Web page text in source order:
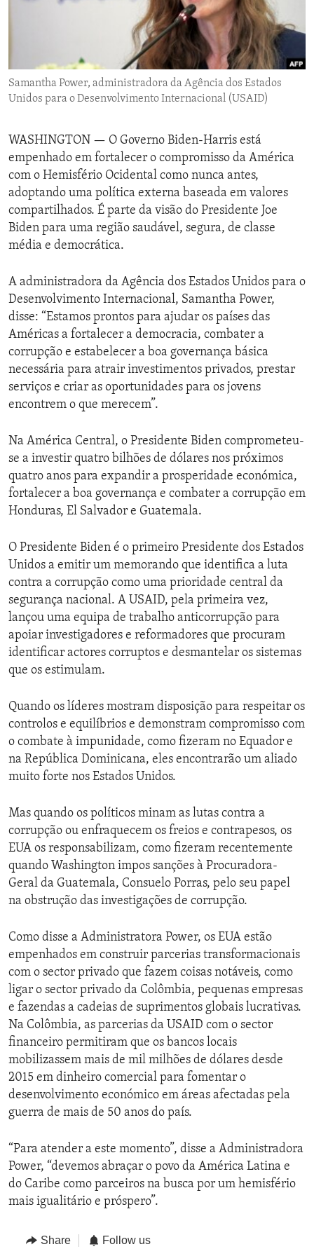
ENVIRONMENT AND HEALTH
IDEALS AND INSTITUTIONS
Samantha Power, administradora da Agência dos Estados
Unidos para o Desenvolvimento Internacional (USAID)
WASHINGTON — O Governo Biden-Harris está
empenhado em fortalecer o compromisso da América
com o Hemisfério Ocidental como nunca antes,
adoptando uma política externa baseada em valores
compartilhados. É parte da visão do Presidente Joe
Biden para uma região saudável, segura, de classe
média e democrática.
A administradora da Agência dos Estados Unidos para o
Desenvolvimento Internacional, Samantha Power,
disse: “Estamos prontos para ajudar os países das
Américas a fortalecer a democracia, combater a
corrupção e estabelecer a boa governança básica
necessária para atrair investimentos privados, prestar
serviços e criar as oportunidades para os jovens
encontrem o que merecem”.
Na América Central, o Presidente Biden comprometeu-
se a investir quatro bilhões de dólares nos próximos
quatro anos para expandir a prosperidade económica,
fortalecer a boa governança e combater a corrupção em
Honduras, El Salvador e Guatemala.
O Presidente Biden é o primeiro Presidente dos Estados
Unidos a emitir um memorando que identifica a luta
contra a corrupção como uma prioridade central da
segurança nacional. A USAID, pela primeira vez,
lançou uma equipa de trabalho anticorrupção para
apoiar investigadores e reformadores que procuram
identificar actores corruptos e desmantelar os sistemas
que os estimulam.
Quando os líderes mostram disposição para respeitar os
controlos e equilíbrios e demonstram compromisso com
o combate à impunidade, como fizeram no Equador e
na República Dominicana, eles encontrarão um aliado
muito forte nos Estados Unidos.
Mas quando os políticos minam as lutas contra a
corrupção ou enfraquecem os freios e contrapesos, os
EUA os responsabilizam, como fizeram recentemente
quando Washington impos sanções à Procuradora-
Geral da Guatemala, Consuelo Porras, pelo seu papel
na obstrução das investigações de corrupção.
Como disse a Administratora Power, os EUA estão
empenhados em construir parcerias transformacionais
com o sector privado que fazem coisas notáveis, como
ligar o sector privado da Colômbia, pequenas empresas
e fazendas a cadeias de suprimentos globais lucrativas.
Na Colômbia, as parcerias da USAID com o sector
financeiro permitiram que os bancos locais
mobilizassem mais de mil milhões de dólares desde
2015 em dinheiro comercial para fomentar o
desenvolvimento económico em áreas afectadas pela
guerra de mais de 50 anos do país.
“Para atender a este momento”, disse a Administradora
Power, “devemos abraçar o povo da América Latina e
do Caribe como parceiros na busca por um hemisfério
mais igualitário e próspero”.
Share Follow us